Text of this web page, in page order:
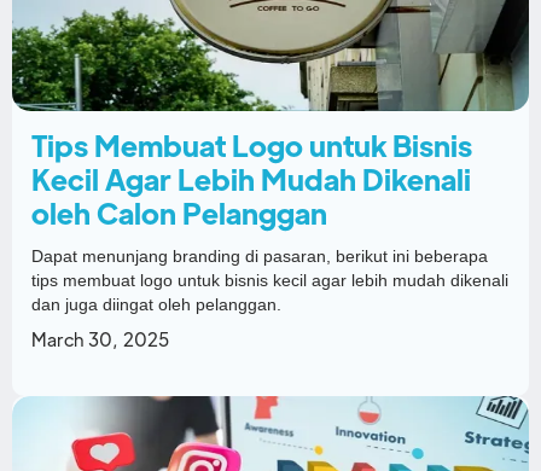
Tips Membuat Logo untuk Bisnis
Kecil Agar Lebih Mudah Dikenali
oleh Calon Pelanggan
Dapat menunjang branding di pasaran, berikut ini beberapa
tips membuat logo untuk bisnis kecil agar lebih mudah dikenali
dan juga diingat oleh pelanggan.
March 30, 2025